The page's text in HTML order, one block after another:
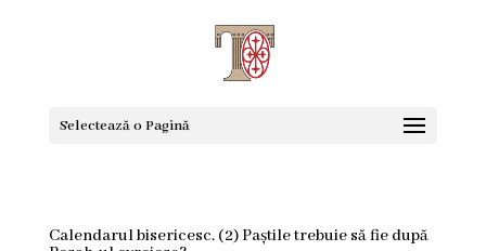
Selectează o Pagină
Calendarul bisericesc. (2) Paștile trebuie să fie după